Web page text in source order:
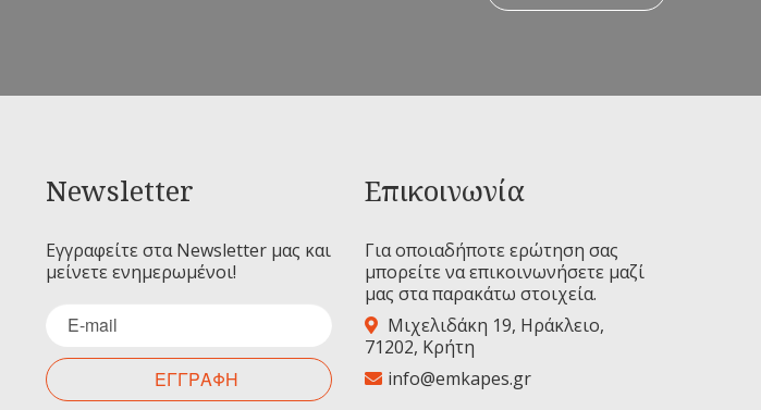
Newsletter
Εγγραφείτε στα Newsletter μας και
μείνετε ενημερωμένοι!
ΕΓΓΡΑΦΗ
Επικοινωνία
Για οποιαδήποτε ερώτηση σας
μπορείτε να επικοινωνήσετε μαζί
μας στα παρακάτω στοιχεία.
Μιχελιδάκη 19, Ηράκλειο,
71202, Κρήτη
info@emkapes.gr